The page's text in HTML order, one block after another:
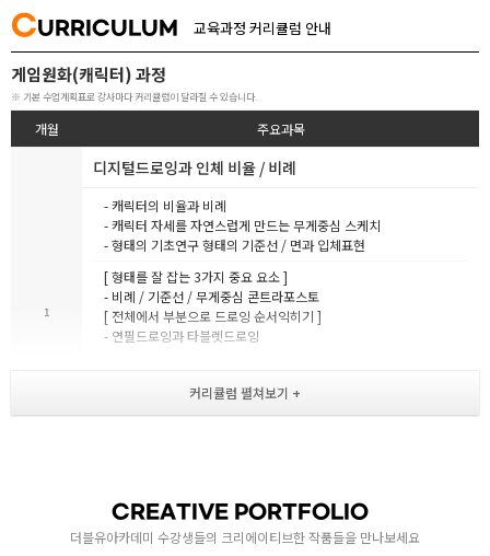
CURRICULUM 교육과정 커리큘럼 안내
게임원화(캐릭터) 과정
※ 기본 수업계획표로 강사마다 커리큘럼이 달라질 수 있습니다.
개월 주요과목
1
디지털드로잉과 인체 비율 / 비례
- 캐릭터의 비율과 비례
- 캐릭터 자세를 자연스럽게 만드는 무게중심 스케치
- 형태의 기초연구 형태의 기준선 / 면과 입체표현
[ 형태를 잘 잡는 3가지 중요 요소 ]
- 비례 / 기준선 / 무게중심 콘트라포스토
[ 전체에서 부분으로 드로잉 순서익히기 ]
- 연필드로잉과 타블렛드로잉
- 남녀 인체의 비율구성 연령대별 차이
- 3등신 / 5등신 / 8등신 캐릭터의 바디스케치
[ 인체의 골격 이해 ]
CREATIVE PORTFOLIO
더블유아카데미 수강생들의 크리에이티브한 작품들을 만나보세요